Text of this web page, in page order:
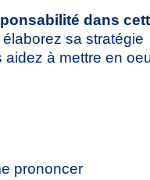
dans
sa stratégie
à mettre en
prononcer